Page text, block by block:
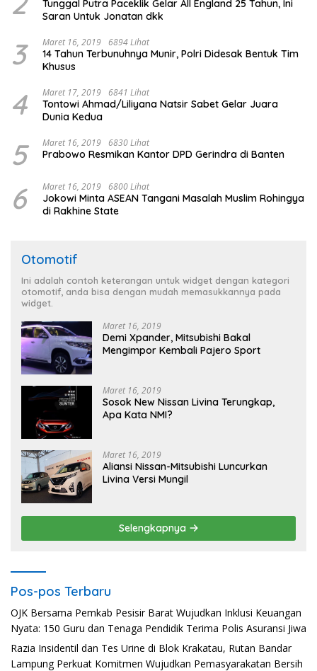
Tunggal Putra Paceklik Gelar All England 25 Tahun, Ini
Saran Untuk Jonatan dkk
3 Maret 16, 2019 6894 Lihat
14 Tahun Terbunuhnya Munir, Polri Didesak Bentuk Tim
Khusus
4 Maret 17, 2019 6841 Lihat
Tontowi Ahmad/Liliyana Natsir Sabet Gelar Juara
Dunia Kedua
5 Maret 16, 2019 6830 Lihat
Prabowo Resmikan Kantor DPD Gerindra di Banten
6 Maret 16, 2019 6800 Lihat
Jokowi Minta ASEAN Tangani Masalah Muslim Rohingya
di Rakhine State
Otomotif
Ini adalah contoh keterangan untuk widget dengan kategori
otomotif, anda bisa dengan mudah memasukkannya pada
widget.
Maret 16, 2019
Demi Xpander, Mitsubishi Bakal
Mengimpor Kembali Pajero Sport
Maret 16, 2019
Sosok New Nissan Livina Terungkap,
Apa Kata NMI?
Maret 16, 2019
Aliansi Nissan-Mitsubishi Luncurkan
Livina Versi Mungil
Selengkapnya
Pos-pos Terbaru
OJK Bersama Pemkab Pesisir Barat Wujudkan Inklusi Keuangan
Nyata: 150 Guru dan Tenaga Pendidik Terima Polis Asuransi Jiwa
Razia Insidentil dan Tes Urine di Blok Krakatau, Rutan Bandar
Lampung Perkuat Komitmen Wujudkan Pemasyarakatan Bersih